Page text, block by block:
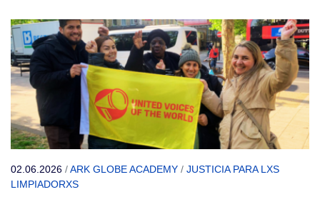
02.06.2026 /ARK GLOBE ACADEMY / JUSTICIA PARA LXS
LIMPIADORXS